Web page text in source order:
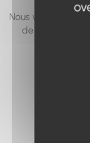
Nous vous
de page, ou à